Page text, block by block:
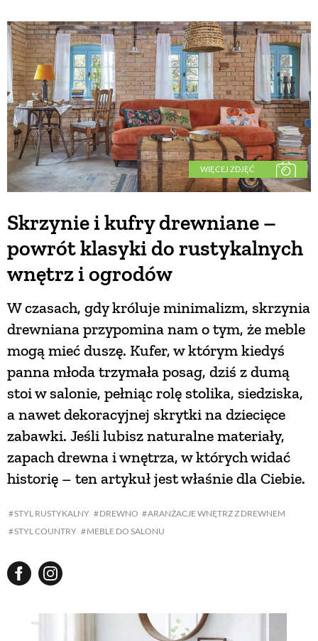
WIĘCEJ ZDJĘĆ
Skrzynie i kufry drewniane –
powrót klasyki do rustykalnych
wnętrz i ogrodów
STYL RUSTYKALNY DREWNO
ARANŻACJE WNĘTRZ Z DREWNEM
STYL COUNTRY
MEBLE DO SALONU
W czasach, gdy króluje minimalizm, skrzynia
drewniana przypomina nam o tym, że meble
mogą mieć duszę. Kufer, w którym kiedyś
panna młoda trzymała posag, dziś z dumą
stoi w salonie, pełniąc rolę stolika, siedziska,
a nawet dekoracyjnej skrytki na dziecięce
zabawki. Jeśli lubisz naturalne materiały,
zapach drewna i wnętrza, w których widać
historię – ten artykuł jest właśnie dla Ciebie.